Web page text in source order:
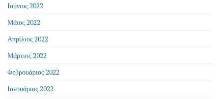
Ιούνιος 2022
Μάιος 2022
Απρίλιος 2022
Μάρτιος 2022
Φεβρουάριος 2022
Ιανουάριος 2022